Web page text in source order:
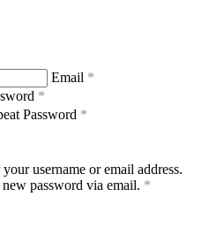
Email *
*
Password *
username or email address.
password via email. *